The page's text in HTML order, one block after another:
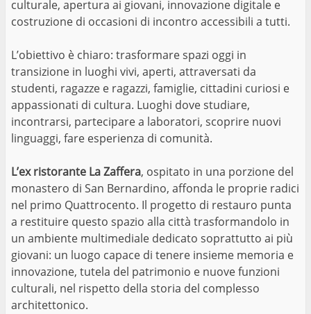
culturale, apertura ai giovani, innovazione digitale e
costruzione di occasioni di incontro accessibili a tutti.
L’obiettivo è chiaro: trasformare spazi oggi in
transizione in luoghi vivi, aperti, attraversati da
studenti, ragazze e ragazzi, famiglie, cittadini curiosi e
appassionati di cultura. Luoghi dove studiare,
incontrarsi, partecipare a laboratori, scoprire nuovi
linguaggi, fare esperienza di comunità.
L’ex ristorante La Zaffera, ospitato in una porzione del
monastero di San Bernardino, affonda le proprie radici
nel primo Quattrocento. Il progetto di restauro punta
a restituire questo spazio alla città trasformandolo in
un ambiente multimediale dedicato soprattutto ai più
giovani: un luogo capace di tenere insieme memoria e
innovazione, tutela del patrimonio e nuove funzioni
culturali, nel rispetto della storia del complesso
architettonico.